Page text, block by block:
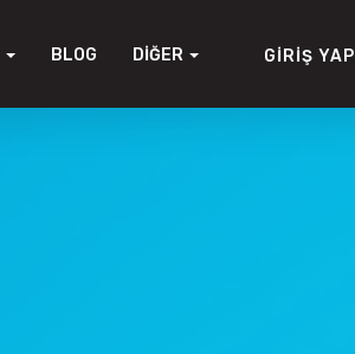
BLOG DIĞER GIRIŞ YAP